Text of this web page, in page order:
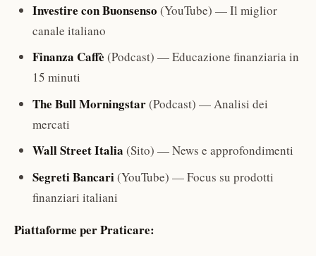
Investire con Buonsenso (YouTube) — Il miglior
canale italiano
Finanza Caffè (Podcast) — Educazione finanziaria in
15 minuti
The Bull Morningstar(Podcast) — Analisi dei
mercati
Wall Street Italia (Sito) — News e approfondimenti
Segreti Bancari(YouTube) — Focus su prodotti
finanziari italiani
Piattaforme per Praticare: